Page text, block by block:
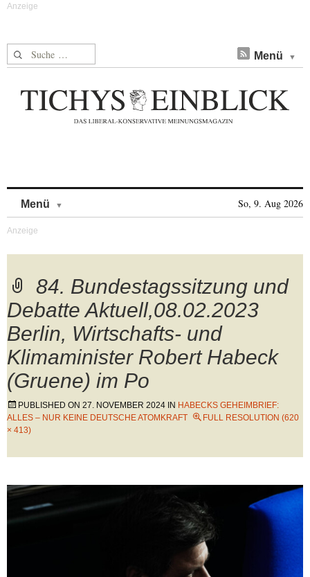
Suche nach: Menü
Menü So, 9. Aug 2026
84. Bundestagssitzung und
Debatte Aktuell,08.02.2023
Berlin, Wirtschafts- und
Klimaminister Robert Habeck
(Gruene) im Po
PUBLISHED ON 27. NOVEMBER 2024 IN HABECKS GEHEIMBRIEF:
ALLES – NUR KEINE DEUTSCHE ATOMKRAFT
FULL RESOLUTION (620
× 413)